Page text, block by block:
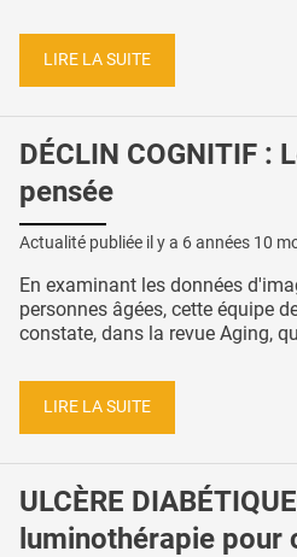
LIRE LA SUITE
DÉCLIN COGNITIF :
pensée
Actualité publiée il y a 6 années 10
En examinant les données
personnes âgées, cette équipe
constate, dans la revue Aging,
LIRE LA SUITE
ULCÈRE
luminothérapie